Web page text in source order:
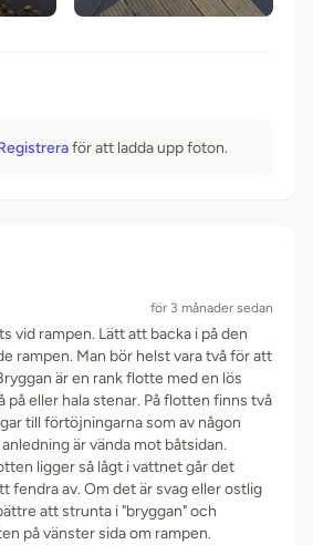
för att ladda upp foton.
för 3 månader sedan
vid rampen. Lätt att backa i på den
rampen. Man bör helst vara två för att
är en rank flotte med en lös
på eller hala stenar. På flotten finns två
till förtöjningarna som av någon
är vända mot båtsidan.
ligger så lågt i vattnet går det
fendra av. Om det är svag eller ostlig
att strunta i "bryggan" och
på vänster sida om rampen.